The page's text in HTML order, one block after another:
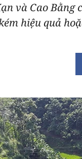
và Cao
hiệu quả